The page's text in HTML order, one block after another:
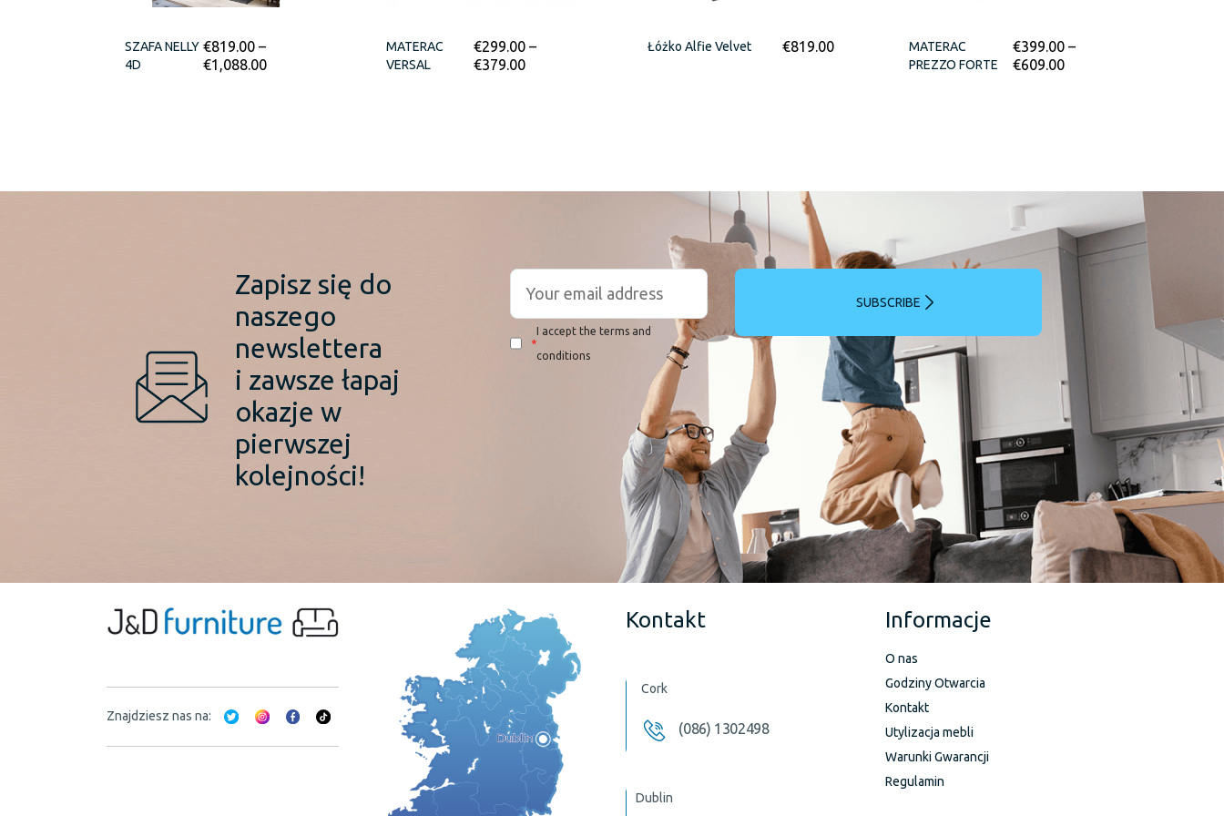
SZAFA NELLY
4D
€819.00–
€1,088.00
MATERAC
VERSAL
€299.00 –
€379.00
Łóżko Alfie Velvet €819.00
MATERAC
PREZZO FORTE
€399.00–
€609.00
Zapisz się do
naszego
newslettera
i zawsze łapaj
okazje w
pierwszej
kolejności!
*
I accept the terms and
conditions
SUBSCRIBE
Znajdziesz nas na:
Kontakt
Cork
(086) 1302498
Dublin
Informacje
O nas
Godziny Otwarcia
Kontakt
Utylizacja mebli
Warunki Gwarancji
Regulamin